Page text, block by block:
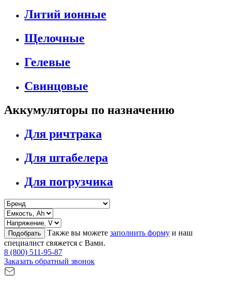
Литий ионные
Щелочные
Гелевые
Свинцовые
Аккумуляторы по назначению
Для ричтрака
Для штабелера
Для погрузчика
Подобрать Также вы можете заполнить форму и наш
специалист свяжется с Вами.
8 (800) 511-95-87
Заказать обратный звонок